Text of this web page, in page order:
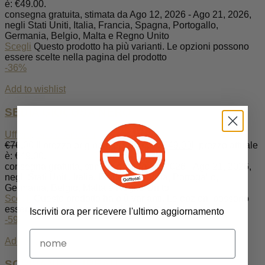
è: €49.00.
consegna gratuita, stimata da Ago 12, 2026 - Ago 21, 2026,
negli Stati Uniti, Italia, Francia, Spagna, Portogallo,
Germania, Belgio, Malta e Regno Unito
Scegli Questo prodotto ha più varianti. Le opzioni possono
essere scelte nella pagina del prodotto
-36%
Add to wishlist
SEDIA GIOCOSA NERO
Ufficio
€76.00 Il prezzo originale era: €76.00.€
Il prezzo attuale
è: €49.00.
consegna gratuita, stimata da Ago 12, 2026 - Ago 21, 2026,
negli Stati Uniti, Italia, Francia, Spagna, Portogallo,
Germania, Belgio, Malta e Regno Unito
Scegli
Questo prodotto ha più varianti. Le opzioni possono
essere scelte nella pagina del prodotto
-59%
Add to wishlist
Iscriviti ora per ricevere l'ultimo aggiornamento